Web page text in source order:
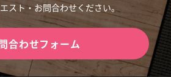
スト・お問合わせください。
合わせフォーム